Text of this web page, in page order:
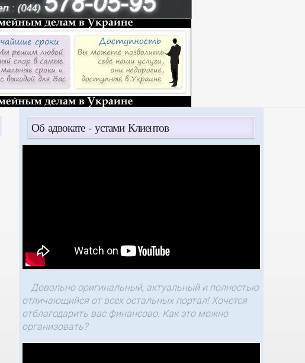
Об адвокате - устами Клиентов
Довольно оригинальный, актуальный и полностью
отличающийся от всех остальных портал! Хочется
отблагодарить вас финансово. Как это можно
организовать?